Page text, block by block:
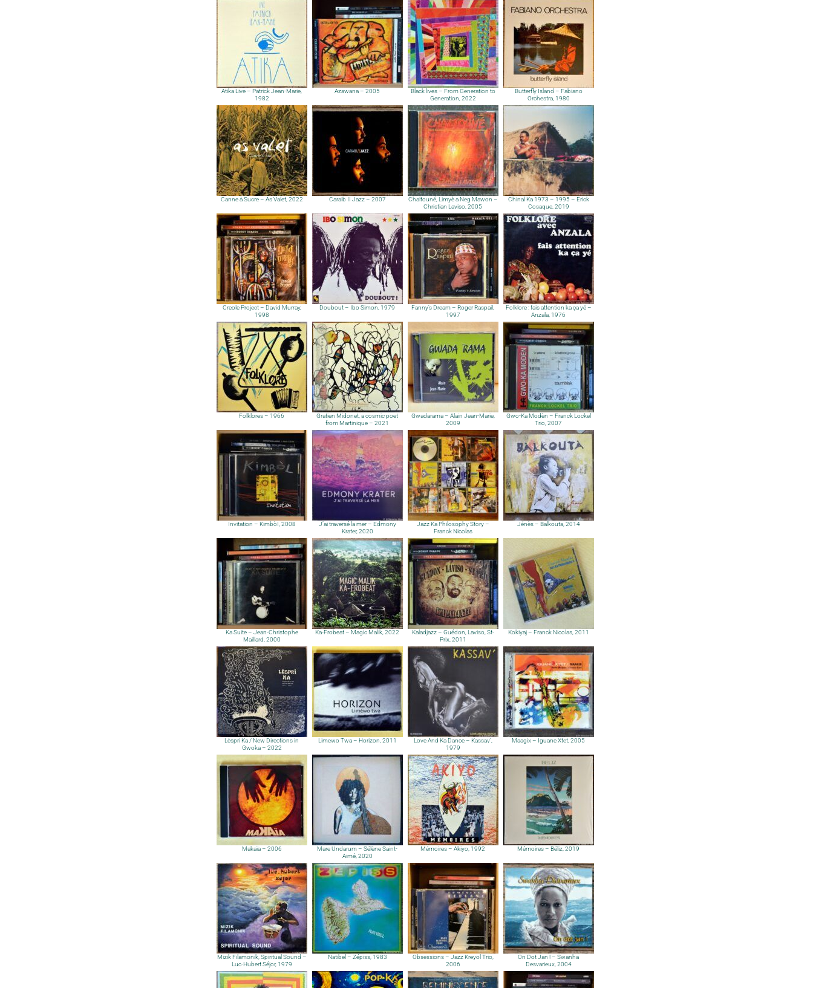
Atika Live – Patrick Jean-Marie,
1982
Azawana – 2005
Black lives – From Generation to
Generation, 2022
Butterfly Island – Fabiano
Orchestra, 1980
Canne à Sucre – As Valet, 2022 Caraib II Jazz – 2007
Chaltouné, Limyè a Neg Mawon –
Christian Laviso, 2005
Chinal Ka 1973 – 1995 – Erick
Cosaque, 2019
Creole Project – David Murray,
1998
Doubout – Ibo Simon, 1979
Fanny’s Dream – Roger Raspail,
1997
Folklore : fais attention ka ça yé –
Anzala, 1976
Folklores – 1966
Gratien Midonet, a cosmic poet
from Martinique – 2021
Gwadarama – Alain Jean-Marie,
2009
Gwo-Ka Modèn – Franck Lockel
Trio, 2007
Invitation – KimbòI, 2008
J’ai traversé la mer – Edmony
Krater, 2020
Jazz Ka Philosophy Story –
Franck Nicolas
Jénès – Balkouta, 2014
Ka Suite – Jean-Christophe
Maillard, 2000
Ka-Frobeat – Magic Malik, 2022
Kaladjazz – Guédon, Laviso, St-
Prix, 2011
Kokiyaj – Franck Nicolas, 2011
Lèspri Ka / New Directions in
Gwoka – 2022
Limewo Twa – Horizon, 2011
Love And Ka Dance – Kassav’,
1979
Maagix – Iguane Xtet, 2005
Makaïa – 2006
Mare Undarum – Sélène Saint-
Aimé, 2020
Mémoires – Akiyo, 1992 Mémoires – Béliz, 2019
Mizik Filamonik, Spiritual Sound –
Luc-Hubert Séjor, 1979
Natibel – Zépiss, 1983
Obsessions – Jazz Kreyol Trio,
2006
On Dot Jan ! – Swanha
Desvarieux, 2004